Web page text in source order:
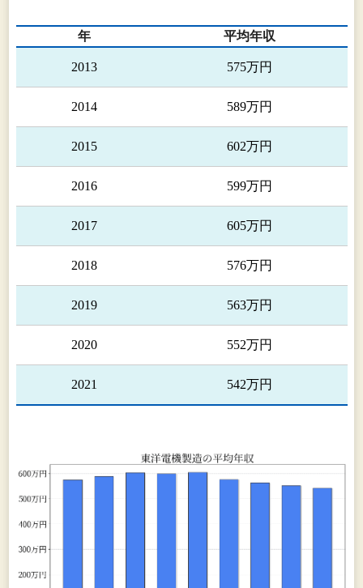
ム、発電・
電源システ
ム、上下水
道設備シス
テム、車載
用電機品
有限公司(中国)、SIAM TOYO
DENKI Co.,Ltd.(タイ)、中稀東洋
永磁電機有限公司(中国）
報
器
業
駅務システ
ム機器、遠
隔監視シス
テム機器、
情報システ
ム関連機器
年 平均年収
2013 575万円
2014 589万円
2015 602万円
2016 599万円
2017 605万円
2018 576万円
2019 563万円
2020 552万円
2021 542万円